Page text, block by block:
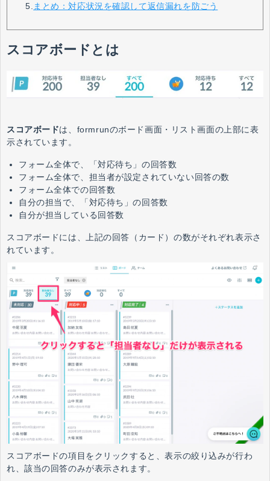
5. まとめ：対応状況を確認して返信漏れを防ごう
スコアボードとは
スコアボードは、 formrunのボード画面・リスト画面の上部に表
示されています 。
フォーム全体で、「対応待ち」の回答数
フォーム全体で、担当者が設定されていない回答の数
フォーム全体での回答数
自分の担当で、「対応待ち」の回答数
自分が担当している回答数
スコアボードには、上記の回答（カード）の数がそれぞれ表示さ
れています。
スコアボードの項目をクリックすると、表示の絞り込みが行わ
れ、該当の回答のみが表示されます。